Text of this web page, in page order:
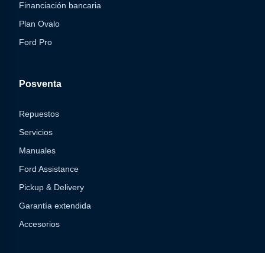
Financiación bancaria
Plan Ovalo
Ford Pro
Posventa
Repuestos
Servicios
Manuales
Ford Assistance
Pickup & Delivery
Garantía extendida
Accesorios